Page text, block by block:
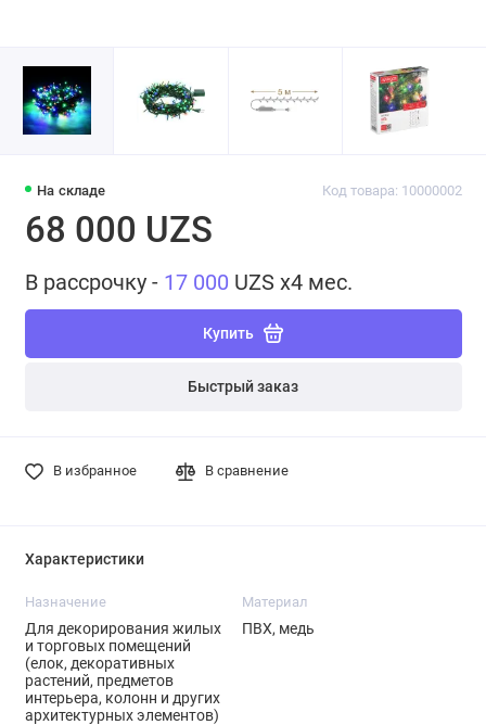
На складе Код товара: 10000002
68 000 UZS
В рассрочку - 17 000 UZS x4 мес.
Купить
Быстрый заказ
В избранное В сравнение
Характеристики
Назначение
Для декорирования жилых
и торговых помещений
(елок, декоративных
растений, предметов
интерьера, колонн и других
архитектурных элементов)
Материал
ПВХ, медь